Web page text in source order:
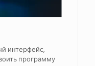
интерфейс,
программу